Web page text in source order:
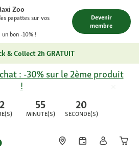
Zoo
papattes sur vos
bon -10% !
Devenir
membre
& Collect 2h GRATUIT
55
MINUTE(S)
20
SECONDE(S)
: -30% sur le 2ème produit
!